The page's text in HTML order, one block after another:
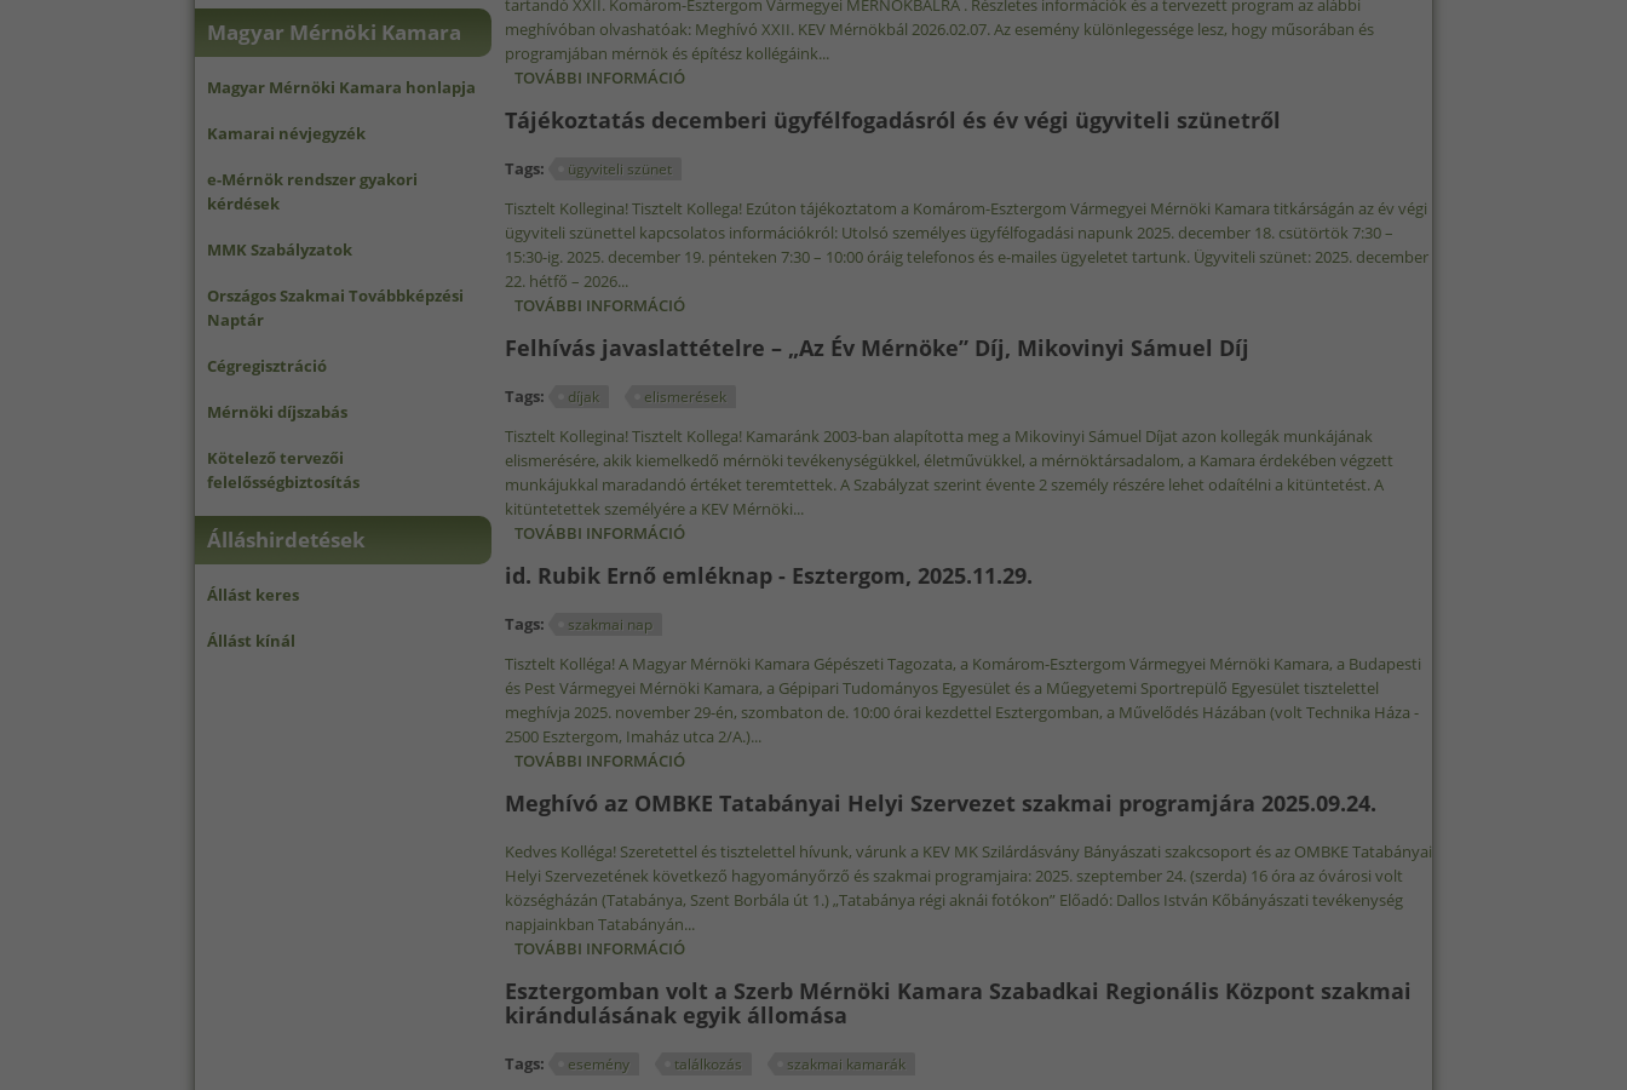
tartandó XXII. Komárom-Esztergom Vármegyei MÉRNÖKBÁLRA . Részletes információk és a tervezett program az alábbi
meghívóban olvashatóak: Meghívó XXII. KEV Mérnökbál 2026.02.07. Az esemény különlegessége lesz, hogy műsorában és
programjában mérnök és építész kollégáink...
TOVÁBBI INFORMÁCIÓXXII. KOMÁROM-ESZTERGOM VÁRMEGYEI MÉRNÖKBÁL 2026.02.07. TATA TARTALOMMAL KAPCSOLATOSAN
Tájékoztatás decemberi ügyfélfogadásról és év végi ügyviteli szünetről
Tags: ügyviteli szünet
Tisztelt Kollegina! Tisztelt Kollega! Ezúton tájékoztatom a Komárom-Esztergom Vármegyei Mérnöki Kamara titkárságán az év végi
ügyviteli szünettel kapcsolatos információkról: Utolsó személyes ügyfélfogadási napunk 2025. december 18. csütörtök 7:30 –
15:30-ig. 2025. december 19. pénteken 7:30 – 10:00 óráig telefonos és e-mailes ügyeletet tartunk. Ügyviteli szünet: 2025. december
22. hétfő – 2026...
TOVÁBBI INFORMÁCIÓTÁJÉKOZTATÁS DECEMBERI ÜGYFÉLFOGADÁSRÓL ÉS ÉV VÉGI ÜGYVITELI SZÜNETRŐL TARTALOMMAL KAPCSOLATOSAN
Felhívás javaslattételre – „Az Év Mérnöke” Díj, Mikovinyi Sámuel Díj
Tags: díjak elismerések
Tisztelt Kollegina! Tisztelt Kollega! Kamaránk 2003-ban alapította meg a Mikovinyi Sámuel Díjat azon kollegák munkájának
elismerésére, akik kiemelkedő mérnöki tevékenységükkel, életművükkel, a mérnöktársadalom, a Kamara érdekében végzett
munkájukkal maradandó értéket teremtettek. A Szabályzat szerint évente 2 személy részére lehet odaítélni a kitüntetést. A
kitüntetettek személyére a KEV Mérnöki...
TOVÁBBI INFORMÁCIÓFELHÍVÁS JAVASLATTÉTELRE – „AZ ÉV MÉRNÖKE” DÍJ, MIKOVINYI SÁMUEL DÍJ TARTALOMMAL KAPCSOLATOSAN
id. Rubik Ernő emléknap - Esztergom, 2025.11.29.
Tags: szakmai nap
Tisztelt Kolléga! A Magyar Mérnöki Kamara Gépészeti Tagozata, a Komárom-Esztergom Vármegyei Mérnöki Kamara, a Budapesti
és Pest Vármegyei Mérnöki Kamara, a Gépipari Tudományos Egyesület és a Műegyetemi Sportrepülő Egyesület tisztelettel
meghívja 2025. november 29-én, szombaton de. 10:00 órai kezdettel Esztergomban, a Művelődés Házában (volt Technika Háza -
2500 Esztergom, Imaház utca 2/A.)...
TOVÁBBI INFORMÁCIÓID. RUBIK ERNŐ EMLÉKNAP - ESZTERGOM, 2025.11.29. TARTALOMMAL KAPCSOLATOSAN
Meghívó az OMBKE Tatabányai Helyi Szervezet szakmai programjára 2025.09.24.
Kedves Kolléga! Szeretettel és tisztelettel hívunk, várunk a KEV MK Szilárdásvány Bányászati szakcsoport és az OMBKE Tatabányai
Helyi Szervezetének következő hagyományőrző és szakmai programjaira: 2025. szeptember 24. (szerda) 16 óra az óvárosi volt
községházán (Tatabánya, Szent Borbála út 1.) „Tatabánya régi aknái fotókon” Előadó: Dallos István Kőbányászati tevékenység
napjainkban Tatabányán...
TOVÁBBI INFORMÁCIÓMEGHÍVÓ AZ OMBKE TATABÁNYAI HELYI SZERVEZET SZAKMAI PROGRAMJÁRA 2025.09.24. TARTALOMMAL KAPCSOLATOSAN
Esztergomban volt a Szerb Mérnöki Kamara Szabadkai Regionális Központ szakmai
kirándulásának egyik állomása
Tags: esemény találkozás szakmai kamarák
Magyar Mérnöki Kamara
Magyar Mérnöki Kamara honlapja
Kamarai névjegyzék
e-Mérnök rendszer gyakori
kérdések
MMK Szabályzatok
Országos Szakmai Továbbképzési
Naptár
Cégregisztráció
Mérnöki díjszabás
Kötelező tervezői
felelősségbiztosítás
Álláshirdetések
Állást keres
Állást kínál